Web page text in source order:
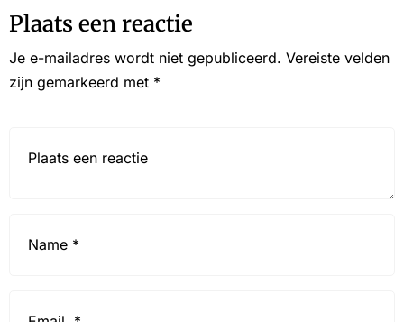
Plaats een reactie
Je e-mailadres wordt niet gepubliceerd. Vereiste velden
zijn gemarkeerd met *